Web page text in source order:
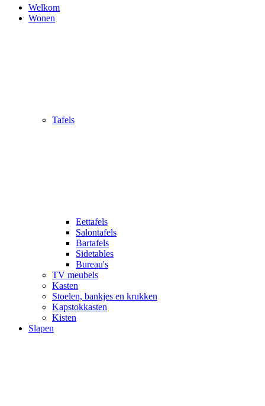
Welkom
Wonen
Tafels
Eettafels
Salontafels
Bartafels
Sidetables
Bureau's
TV meubels
Kasten
Stoelen, bankjes en krukken
Kapstokkasten
Kisten
Slapen